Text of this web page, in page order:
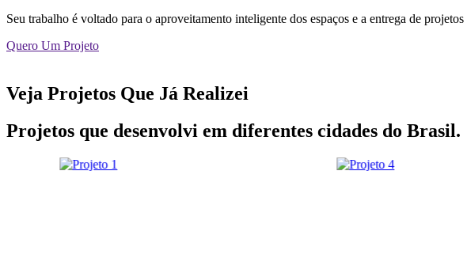
Seu trabalho é voltado para o aproveitamento inteligente dos espaços e a entrega de
Quero Um Projeto
Veja Projetos Que Já Realizei
Projetos que desenvolvi em diferentes cidades do Brasil.